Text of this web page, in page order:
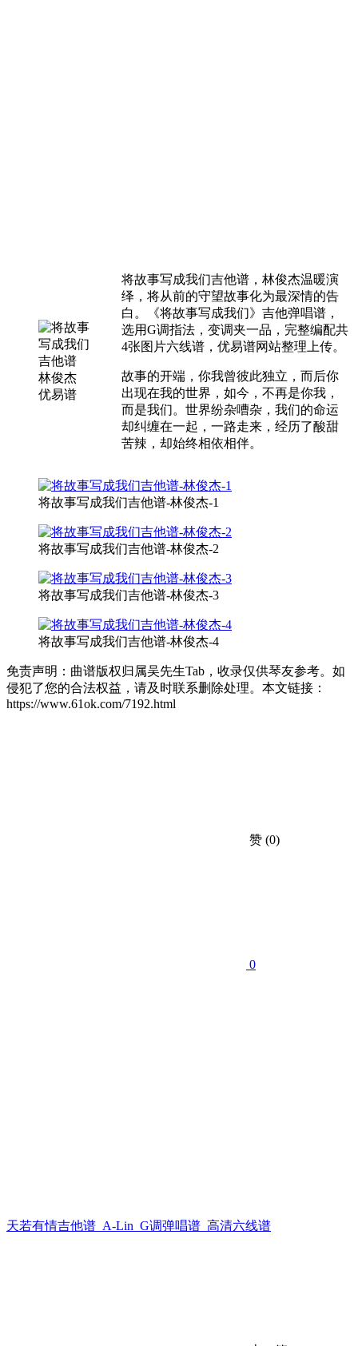
将故事写成我们吉他谱，林俊杰温暖演
绎，将从前的守望故事化为最深情的告
白。《将故事写成我们》吉他弹唱谱，
选用G调指法，变调夹一品，完整编配共
4张图片六线谱，优易谱网站整理上传。
故事的开端，你我曾彼此独立，而后你
出现在我的世界，如今，不再是你我，
而是我们。世界纷杂嘈杂，我们的命运
却纠缠在一起，一路走来，经历了酸甜
苦辣，却始终相依相伴。
将故事写成我们吉他谱-林俊杰-1
将故事写成我们吉他谱-林俊杰-2
将故事写成我们吉他谱-林俊杰-3
将故事写成我们吉他谱-林俊杰-4
免责声明：曲谱版权归属吴先生Tab，收录仅供琴友参考。如
侵犯了您的合法权益，请及时联系删除处理。本文链接：
https://www.61ok.com/7192.html
赞 (0)
0
天若有情吉他谱_A-Lin_G调弹唱谱_高清六线谱